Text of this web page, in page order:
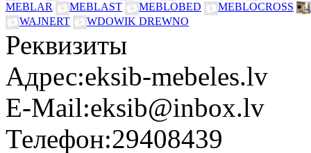
MEBLAR
MEBLAST MEBLOBED MEBLOCROSS
WAJNERT
WDOWIK DREWNO
Реквизиты
Адрес:eksib-mebeles.lv
E-Mail:eksib@inbox.lv
Телефон:29408439